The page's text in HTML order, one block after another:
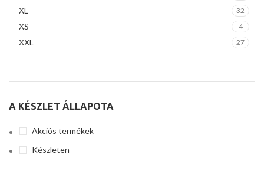
XL 32
XS 4
XXL 27
A KÉSZLET ÁLLAPOTA
Akciós termékek
Készleten